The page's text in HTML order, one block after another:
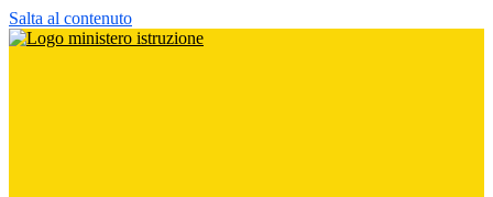
Salta al contenuto